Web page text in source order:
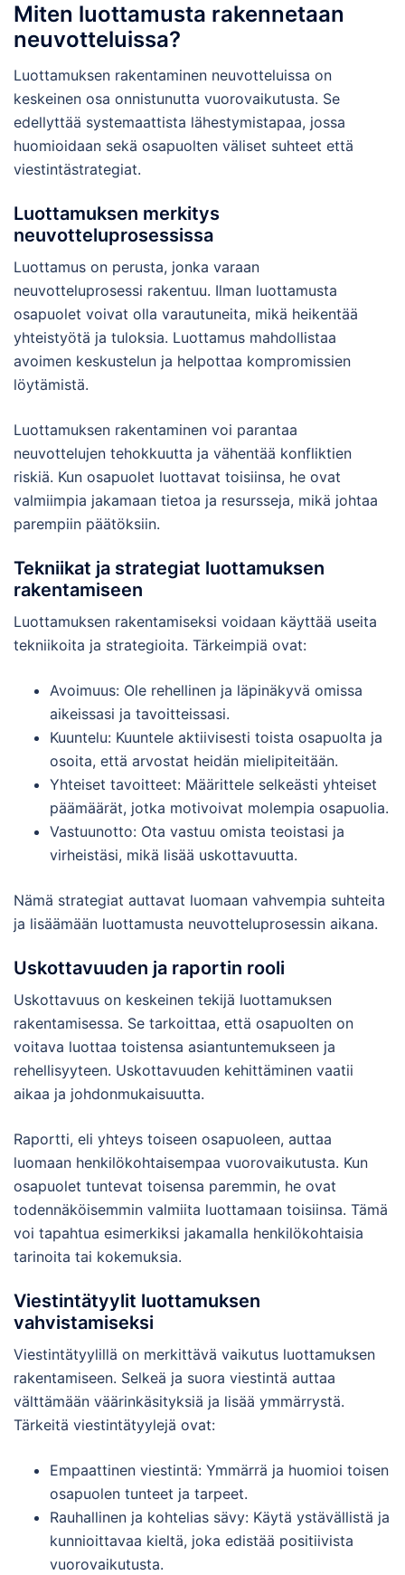
Miten luottamusta rakennetaan
neuvotteluissa?
Luottamuksen rakentaminen neuvotteluissa on
keskeinen osa onnistunutta vuorovaikutusta. Se
edellyttää systemaattista lähestymistapaa, jossa
huomioidaan sekä osapuolten väliset suhteet että
viestintästrategiat.
Luottamuksen merkitys
neuvotteluprosessissa
Luottamus on perusta, jonka varaan
neuvotteluprosessi rakentuu. Ilman luottamusta
osapuolet voivat olla varautuneita, mikä heikentää
yhteistyötä ja tuloksia. Luottamus mahdollistaa
avoimen keskustelun ja helpottaa kompromissien
löytämistä.
Luottamuksen rakentaminen voi parantaa
neuvottelujen tehokkuutta ja vähentää konfliktien
riskiä. Kun osapuolet luottavat toisiinsa, he ovat
valmiimpia jakamaan tietoa ja resursseja, mikä johtaa
parempiin päätöksiin.
Tekniikat ja strategiat luottamuksen
rakentamiseen
Luottamuksen rakentamiseksi voidaan käyttää useita
tekniikoita ja strategioita. Tärkeimpiä ovat:
Avoimuus: Ole rehellinen ja läpinäkyvä omissa
aikeissasi ja tavoitteissasi.
Kuuntelu: Kuuntele aktiivisesti toista osapuolta ja
osoita, että arvostat heidän mielipiteitään.
Yhteiset tavoitteet: Määrittele selkeästi yhteiset
päämäärät, jotka motivoivat molempia osapuolia.
Vastuunotto: Ota vastuu omista teoistasi ja
virheistäsi, mikä lisää uskottavuutta.
Nämä strategiat auttavat luomaan vahvempia suhteita
ja lisäämään luottamusta neuvotteluprosessin aikana.
Uskottavuuden ja raportin rooli
Uskottavuus on keskeinen tekijä luottamuksen
rakentamisessa. Se tarkoittaa, että osapuolten on
voitava luottaa toistensa asiantuntemukseen ja
rehellisyyteen. Uskottavuuden kehittäminen vaatii
aikaa ja johdonmukaisuutta.
Raportti, eli yhteys toiseen osapuoleen, auttaa
luomaan henkilökohtaisempaa vuorovaikutusta. Kun
osapuolet tuntevat toisensa paremmin, he ovat
todennäköisemmin valmiita luottamaan toisiinsa. Tämä
voi tapahtua esimerkiksi jakamalla henkilökohtaisia
tarinoita tai kokemuksia.
Viestintätyylit luottamuksen
vahvistamiseksi
Viestintätyylillä on merkittävä vaikutus luottamuksen
rakentamiseen. Selkeä ja suora viestintä auttaa
välttämään väärinkäsityksiä ja lisää ymmärrystä.
Tärkeitä viestintätyylejä ovat:
Empaattinen viestintä: Ymmärrä ja huomioi toisen
osapuolen tunteet ja tarpeet.
Rauhallinen ja kohtelias sävy: Käytä ystävällistä ja
kunnioittavaa kieltä, joka edistää positiivista
vuorovaikutusta.